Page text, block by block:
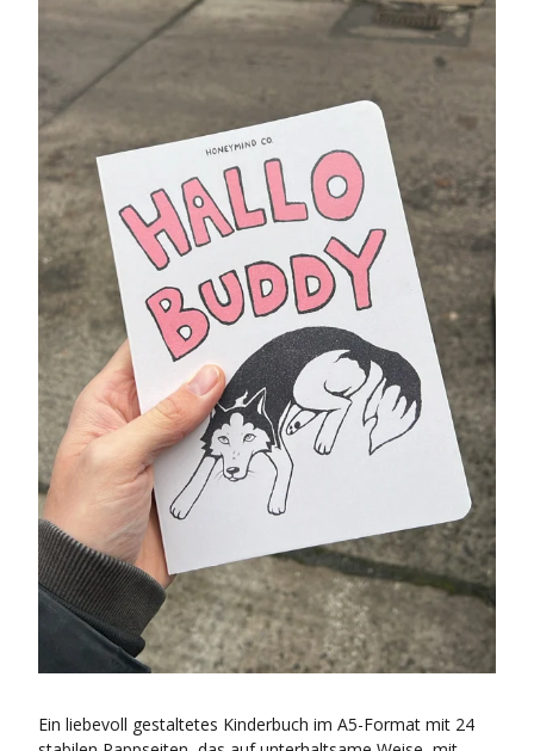
Ein liebevoll gestaltetes Kinderbuch im A5-Format mit 24